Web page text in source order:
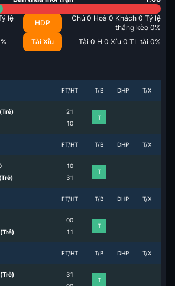
lệ
HDP
Chủ 0 Hoà 0 Khách 0 Tỷ lệ
thắng kèo 0%
% Tài Xỉu Tài 0 H 0 Xỉu 0 TL tài 0%
FT/HT T/B DHP T/X
2
1
1
0
T
FT/HT T/B DHP T/X
1
3
0
1
T
FT/HT T/B DHP T/X
0
1
0
1
T
FT/HT T/B DHP T/X
31
T